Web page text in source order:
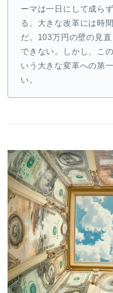
ーマは一日にして成ら
る。大きな改革には時
だ。103万円の壁の見
できない。しかし、こ
いう大きな変革への第
い。